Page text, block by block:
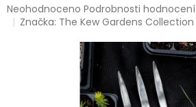
Průměrné
hodnocení
Neohodnoceno Podrobnosti hodnocení
Značka: The Kew Gardens Collection